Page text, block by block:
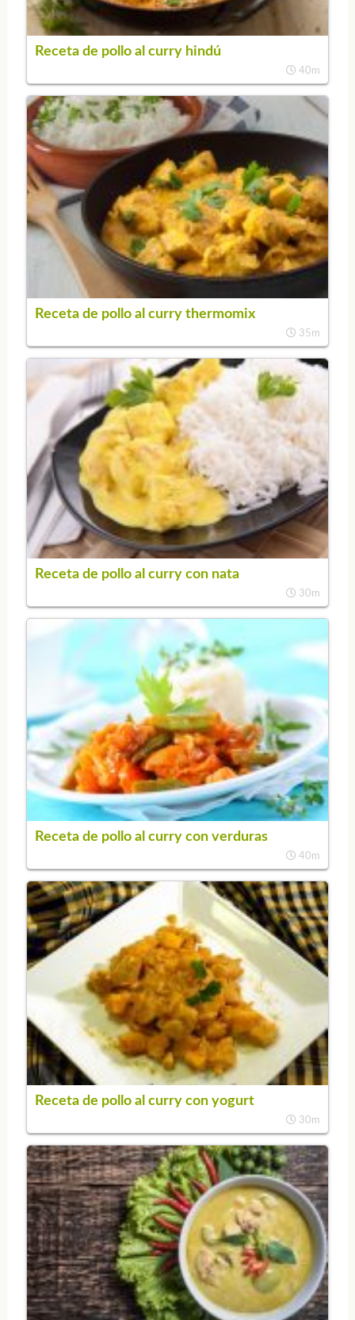
Receta de pollo al curry hindú
40m
Receta de pollo al curry thermomix
35m
Receta de pollo al curry con nata
30m
Receta de pollo al curry con verduras
40m
Receta de pollo al curry con yogurt
30m